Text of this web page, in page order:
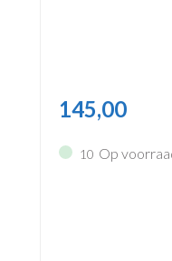
145,00
10 Op